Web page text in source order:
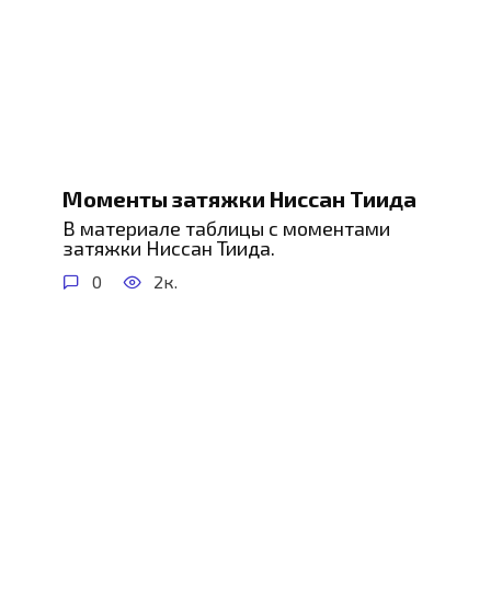
Моменты затяжки Ниссан Тиида
В материале таблицы с моментами
затяжки Ниссан Тиида.
0 2к.